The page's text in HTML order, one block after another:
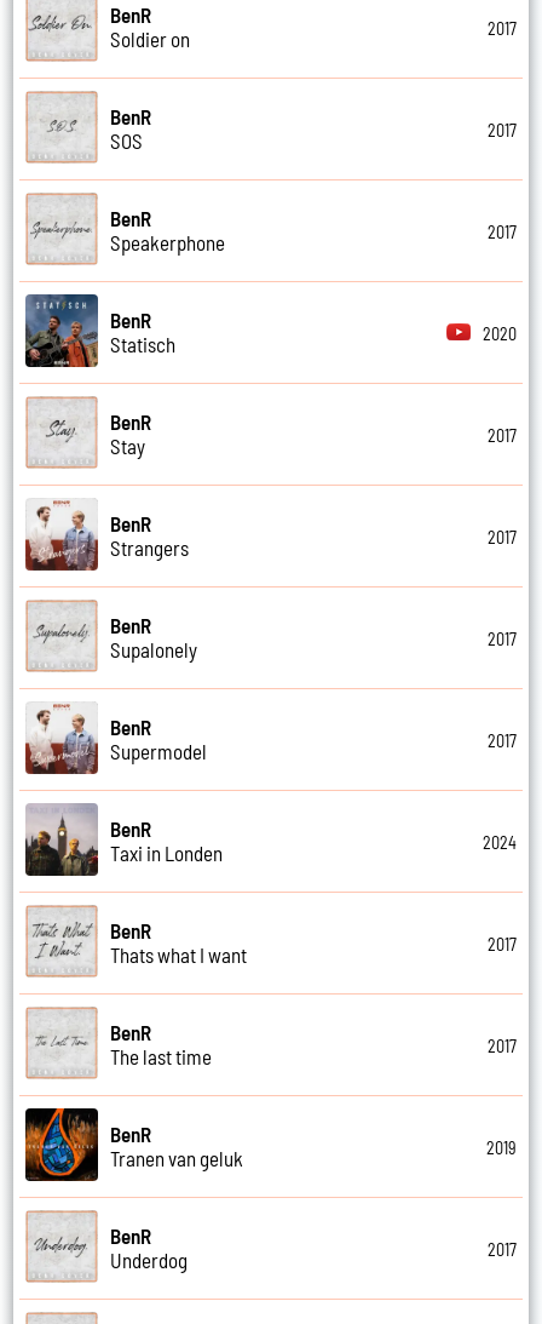
BenR
Soldier on
2017
BenR
SOS
2017
BenR
Speakerphone
2017
BenR
Statisch
2020
BenR
Stay
2017
BenR
Strangers
2017
BenR
Supalonely
2017
BenR
Supermodel
2017
BenR
Taxi in Londen
2024
BenR
Thats what I want
2017
BenR
The last time
2017
BenR
Tranen van geluk
2019
BenR
Underdog
2017